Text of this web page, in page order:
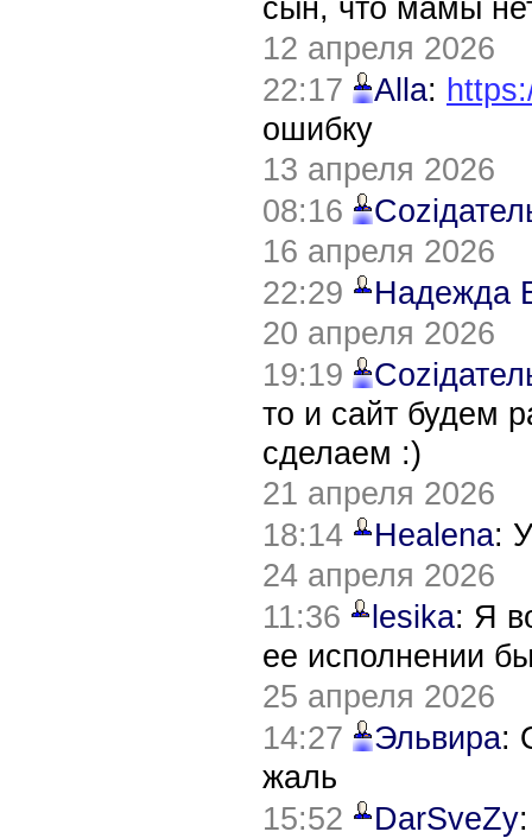
сын, что мамы
12 апреля 2026
22:17
Alla:
ошибку
13 апреля 2026
08:16
16 апреля 2026
22:29
Надежда
20 апреля 2026
19:19
то и сайт будем
сделаем :)
21 апреля 2026
18:14
Healena:
24 апреля 2026
11:36
lesika: Я
ее исполнении
25 апреля 2026
14:27
Эльвира:
жаль
15:52
DarSveZy